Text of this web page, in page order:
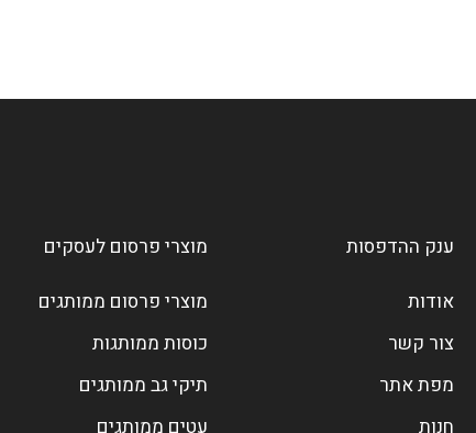
ענק ההדפסות
אודות
צור קשר
מפת אתר
חנות
מוצרי פרסום לעסקים
מוצרי פרסום ממותגים
כוסות ממותגות
תיקי גב ממותגים
עטים ממותגים